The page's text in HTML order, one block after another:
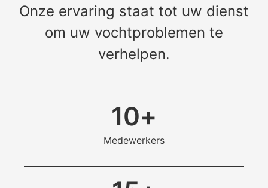
Onze ervaring staat tot uw dienst
om uw vochtproblemen te
verhelpen.
10+
Medewerkers